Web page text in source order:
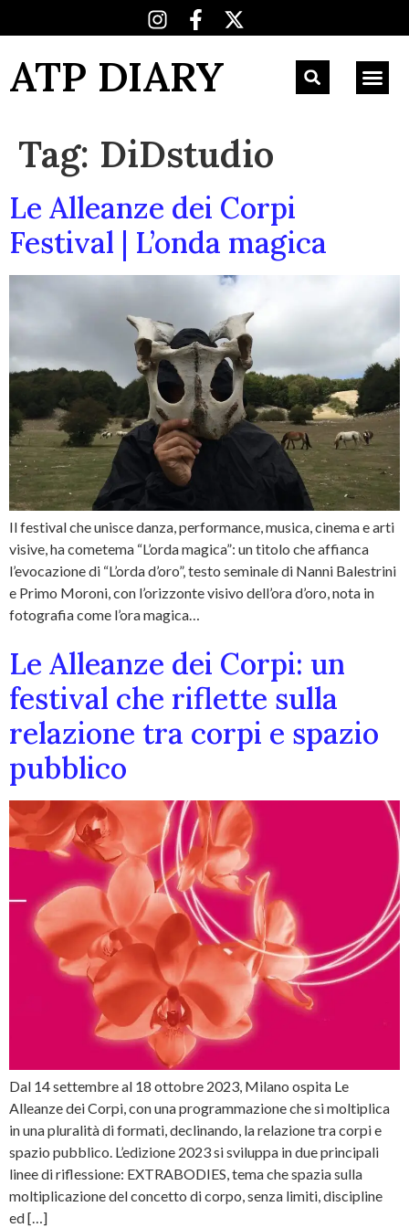
ATP DIARY
Tag: DiDstudio
Le Alleanze dei Corpi
Festival | L’onda magica
Il festival che unisce danza, performance, musica, cinema e arti
visive, ha cometema “L’orda magica”: un titolo che affianca
l’evocazione di “L’orda d’oro”, testo seminale di Nanni Balestrini
e Primo Moroni, con l’orizzonte visivo dell’ora d’oro, nota in
fotografia come l’ora magica…
Le Alleanze dei Corpi: un
festival che riflette sulla
relazione tra corpi e spazio
pubblico
Dal 14 settembre al 18 ottobre 2023, Milano ospita Le
Alleanze dei Corpi, con una programmazione che si moltiplica
in una pluralità di formati, declinando, la relazione tra corpi e
spazio pubblico. L’edizione 2023 si sviluppa in due principali
linee di riflessione: EXTRABODIES, tema che spazia sulla
moltiplicazione del concetto di corpo, senza limiti, discipline
ed […]